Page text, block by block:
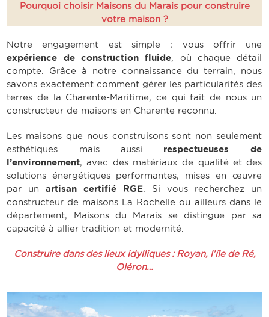
Pourquoi choisir Maisons du Marais pour construire
votre maison ?
Notre engagement est simple : vous offrir une
expérience de construction fluide, où chaque détail
compte. Grâce à notre connaissance du terrain, nous
savons exactement comment gérer les particularités des
terres de la Charente-Maritime, ce qui fait de nous un
constructeur de maisons en Charente reconnu.
Les maisons que nous construisons sont non seulement
esthétiques mais aussi respectueuses de
l’environnement, avec des matériaux de qualité et des
solutions énergétiques performantes,
mises en œuvre
par unartisan certifié RGE. Si vous recherchez un
constructeur de maisons La Rochelle ou ailleurs dans le
département, Maisons du Marais se distingue par sa
capacité à allier tradition et modernité.
Construire dans des lieux idylliques : Royan, l’île de Ré,
Oléron…